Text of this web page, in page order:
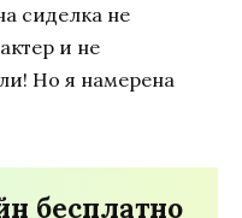
сиделка не
и не
Но я намерена
бесплатно